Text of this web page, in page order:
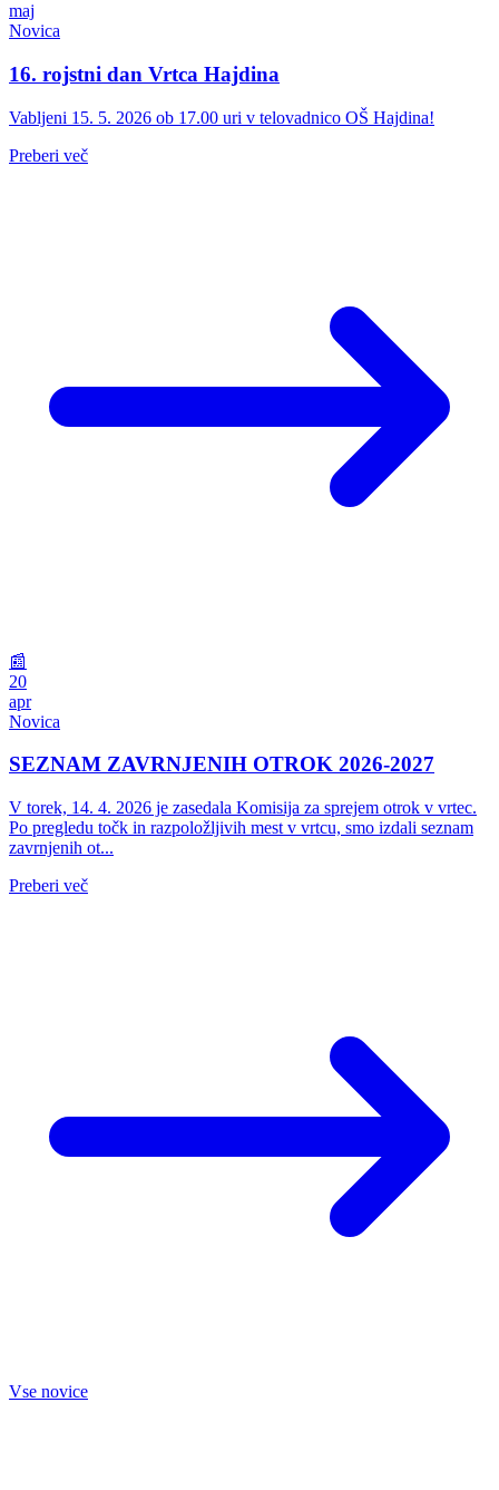
maj
Novica
16. rojstni dan Vrtca Hajdina
Vabljeni 15. 5. 2026 ob 17.00 uri v telovadnico OŠ Hajdina!
Preberi več
📰
20
apr
Novica
SEZNAM ZAVRNJENIH OTROK 2026-2027
V torek, 14. 4. 2026 je zasedala Komisija za sprejem otrok v vrtec.
Po pregledu točk in razpoložljivih mest v vrtcu, smo izdali seznam
zavrnjenih ot...
Preberi več
Vse novice